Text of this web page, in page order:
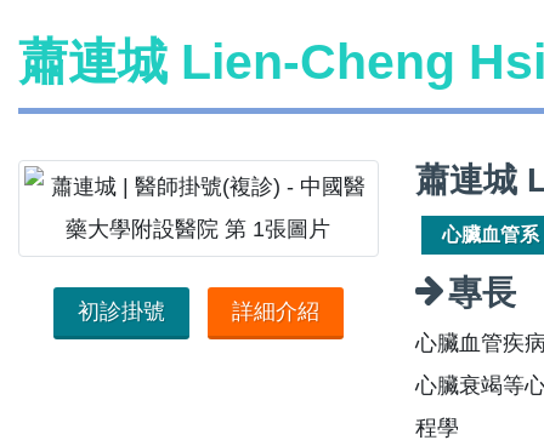
蕭連城 Lien-Cheng
初診掛號 詳細介紹
蕭連城
心臟血管系
專長
心臟血管疾
心臟衰竭等
程學